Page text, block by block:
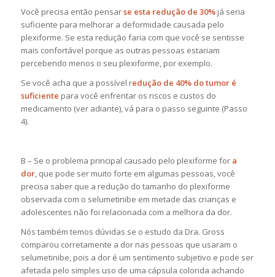
Você precisa então pensarse esta redução de 30% já seria
suficiente para melhorar a deformidade causada pelo
plexiforme. Se esta redução faria com que você se sentisse
mais confortável porque as outras pessoas estariam
percebendo menos o seu plexiforme, por exemplo.
Se você acha que a possível redução de 40% do tumor é
suficiente para você enfrentar os riscos e custos do
medicamento (ver adiante), vá para o passo seguinte (Passo
4).
B – Se o problema principal causado pelo plexiforme for a
dor, que pode ser muito forte em algumas pessoas, você
precisa saber que a redução do tamanho do plexiforme
observada com o selumetinibe em metade das crianças e
adolescentes não foi relacionada com a melhora da dor.
Nós também temos dúvidas se o estudo da Dra. Gross
comparou corretamente a dor nas pessoas que usaram o
selumetinibe, pois a dor é um sentimento subjetivo e pode ser
afetada pelo simples uso de uma cápsula colorida achando